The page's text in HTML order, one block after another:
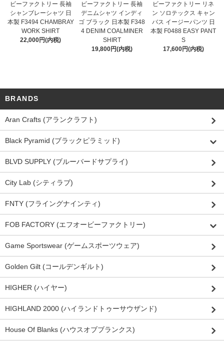
ビーファクトリー 長袖
シャンブレーシャツ 日
本製 F3494 CHAMBRAY
WORK SHIRT
22,000円(内税)
ビーファクトリー 長袖
デニムシャツ インディ
ゴ ブラック 日本製 F348
4 DENIM COALMINER
SHIRT
19,800円(内税)
ビーファクトリー リネ
ン ソロテックス キャン
バス イージーパンツ 日
本製 F0488 EASY PANT
S
17,600円(内税)
BRANDS
Aran Crafts (アランクラフト)
Black Pyramid (ブラックピラミッド)
BLVD SUPPLY (ブルーバードサプライ)
City Lab (シティラブ)
FNTY (フライングナインティ)
FOB FACTORY (エフオービーファクトリー)
Game Sportswear (ゲームスポーツウェア)
Golden Gilt (コールデンギルト)
HIGHER (ハイヤー)
HIGHLAND 2000 (ハイランドトゥーサウザンド)
House Of Blanks (ハウスオブブランクス)